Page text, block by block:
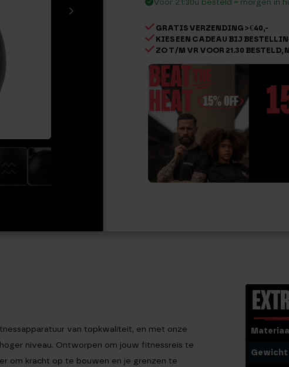
kg
aantal
GRATIS VERZENDING > €40,-
KIES EEN CADEAU BIJ
ZO T/M VR VOOR 21.30 BESTELD,
van topkwaliteit, en met onze
niveau. Ontworpen om jouw fitnessreis te
om kracht op te bouwen en je grenzen te
Materiaal
Gewicht